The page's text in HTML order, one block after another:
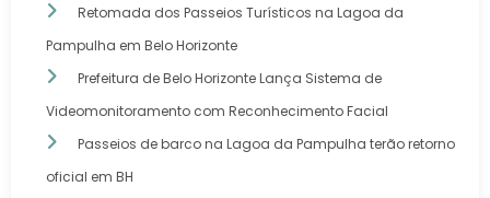
Retomada dos Passeios Turísticos na Lagoa da
Pampulha em Belo Horizonte
Prefeitura de Belo Horizonte Lança Sistema de
Videomonitoramento com Reconhecimento Facial
Passeios de barco na Lagoa da Pampulha terão retorno
oficial em BH